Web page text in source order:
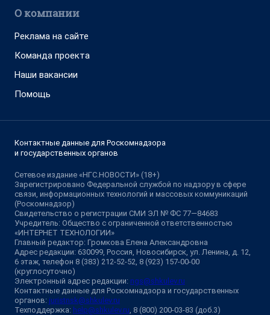
О компании
Реклама на сайте
Команда проекта
Наши вакансии
Помощь
Контактные данные для Роскомнадзора
и государственных органов
Сетевое издание «НГС.НОВОСТИ» (18+)
Зарегистрировано Федеральной службой по надзору в сфере
связи, информационных технологий и массовых коммуникаций
(Роскомнадзор)
Свидетельство о регистрации СМИ ЭЛ № ФС 77—84683
Учредитель: Общество с ограниченной ответственностью
«ИНТЕРНЕТ ТЕХНОЛОГИИ»
Главный редактор: Громкова Елена Александровна
Адрес редакции: 630099, Россия, Новосибирск, ул. Ленина, д. 12,
6 этаж, телефон 8 (383) 212-52-52, 8 (923) 157-00-00
(круглосуточно)
Электронный адрес редакции: ngs@shkulev.ru
Контактные данные для Роскомнадзора и государственных
органов: juristnsk@shkulev.ru
Техподдержка: help@shkulev.ru , 8 (800) 200-03-83 (доб.3)